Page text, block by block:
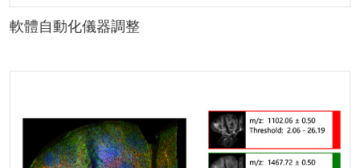
軟體自動化儀器調整